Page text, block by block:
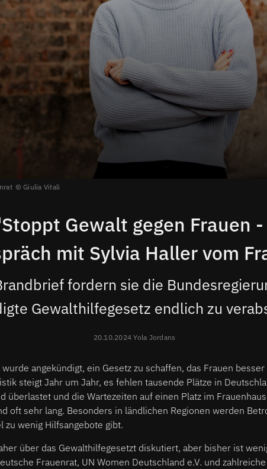
Giulia Vitali
Gewalt gegen Frauen -
mit Sylvia Haller vom
fordern sie die
Gewalthilfegesetz endlich zu
20.10.2024 Yola Jordans
angekündigt, ein Gesetz zu schaffen, das Frauen
steigt Jahr um Jahr, es fehlen tausende Plätze in
überlastet und die Wartezeiten auf einen Platz im
oft sehr lang. Besonders in ländlichen Regionen werden
zu wenig Hilfsangebote gibt.
über das Gewalthilfegesetzt diskutiert, aber bisher ist
Frauenrat, UN Women Deutschland e.V. und